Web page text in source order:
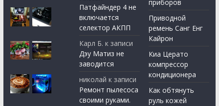
Патфайндер 4 не
включается
селектор АКПП
Карл Б. к записи
Дэу Матиз не
заводится
николай к записи
Ремонт пылесоса
своими руками.
приборов
Приводной
ремень Санг Енг
Кайрон
Киа Церато
компрессор
кондиционера
Как обтянуть
руль кожей